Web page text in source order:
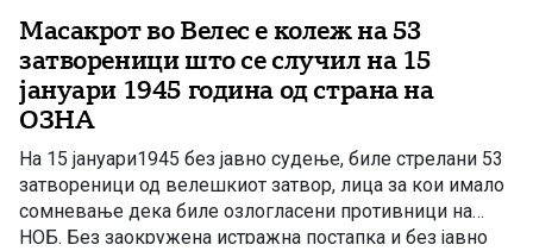
Масакрот во Велес е колеж на 53
затвореници што се случил на 15
јануари 1945 година од страна на
ОЗНА
На 15 јануари1945 без јавно судење, биле стрелани 53
затвореници од велешкиот затвор, лица за кои имало
сомневање дека биле озлогласени противници на
НОБ. Без заокружена истражна постапка и без јавно